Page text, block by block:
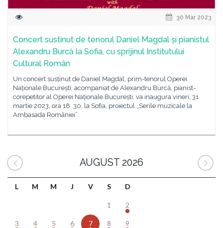
30 Mar 2023
Concert sustinut de tenorul Daniel Magdal și pianistul
Alexandru Burcă la Sofia, cu sprijinul Institutului
Cultural Român
Un concert susținut de Daniel Magdal, prim-tenorul Operei
Naționale București, acompaniat de Alexandru Burcă, pianist-
corepetitor al Operei Naționale București, va inaugura vineri, 31
martie 2023, ora 18. 30, la Sofia, proiectul „Serile muzicale la
Ambasada României”.
AUGUST 2026
L M M J V S D
1 2
3 4 5 6 7 8 9